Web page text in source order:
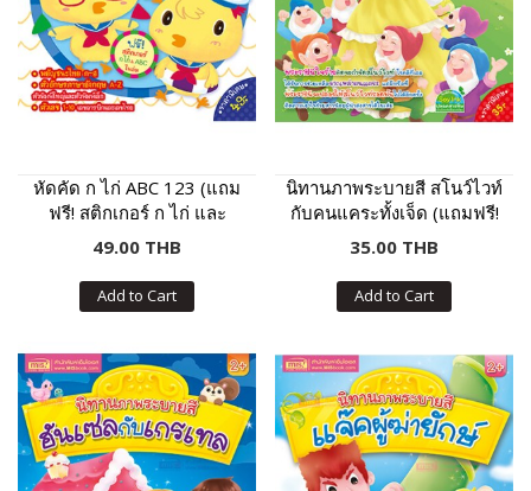
หัดคัด ก ไก่ ABC 123 (แถม
ฟรี! สติกเกอร์ ก ไก่ และ
ABC)
49.00 THB
Add to Cart
นิทานภาพระบายสี สโนว์ไวท์
กับคนแคระทั้งเจ็ด (แถมฟรี!
สติกเกอร์)
35.00 THB
Add to Cart